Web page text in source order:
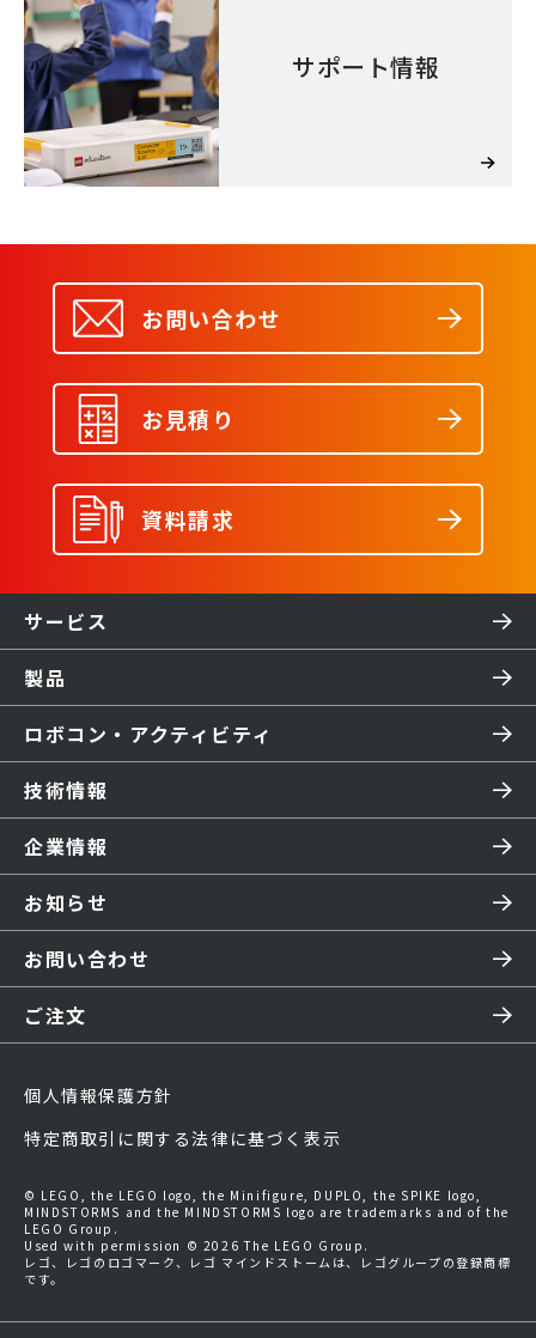
サポート情報
お問い合わせ
お見積り
資料請求
サービス
製品
ロボコン・アクティビティ
技術情報
企業情報
お知らせ
お問い合わせ
ご注文
個人情報保護方針
特定商取引に関する法律に基づく表示
© LEGO, the LEGO logo, the Minifigure, DUPLO, the SPIKE logo,
MINDSTORMS and the MINDSTORMS logo are trademarks and of the
LEGO Group.
Used with permission © 2026 The LEGO Group.
レゴ、レゴのロゴマーク、レゴ マインドストームは、レゴグループの登録商標
です。